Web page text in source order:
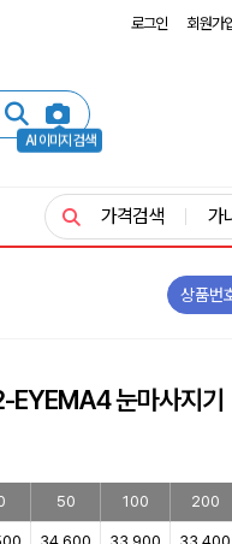
로그인 회원가
AI 이미지 검색
가격검색 가
상품번
눈마사지기
50 100 200